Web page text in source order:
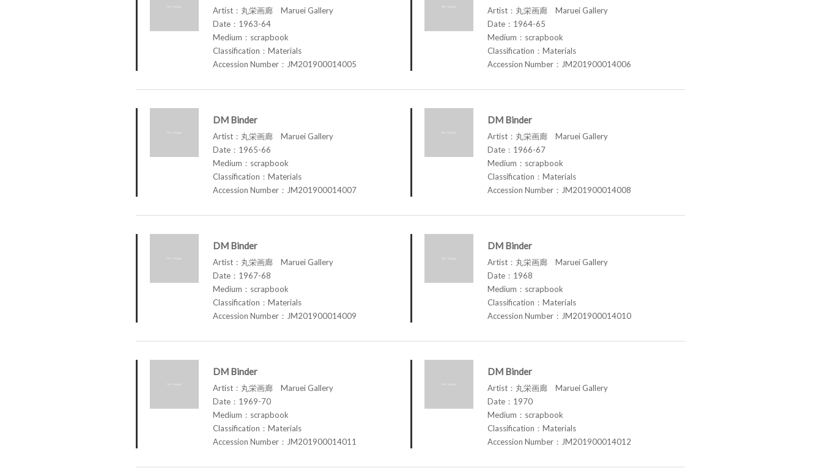
Artist：丸栄画廊 Maruei Gallery
Date：1963-64
Medium：scrapbook
Classification：Materials
Accession Number：JM201900014005
Artist：丸栄画廊 Maruei Gallery
Date：1964-65
Medium：scrapbook
Classification：Materials
Accession Number：JM201900014006
DM Binder
Artist：丸栄画廊 Maruei Gallery
Date：1965-66
Medium：scrapbook
Classification：Materials
Accession Number：JM201900014007
DM Binder
Artist：丸栄画廊 Maruei Gallery
Date：1966-67
Medium：scrapbook
Classification：Materials
Accession Number：JM201900014008
DM Binder
Artist：丸栄画廊 Maruei Gallery
Date：1967-68
Medium：scrapbook
Classification：Materials
Accession Number：JM201900014009
DM Binder
Artist：丸栄画廊 Maruei Gallery
Date：1968
Medium：scrapbook
Classification：Materials
Accession Number：JM201900014010
DM Binder
Artist：丸栄画廊 Maruei Gallery
Date：1969-70
Medium：scrapbook
Classification：Materials
Accession Number：JM201900014011
DM Binder
Artist：丸栄画廊 Maruei Gallery
Date：1970
Medium：scrapbook
Classification：Materials
Accession Number：JM201900014012